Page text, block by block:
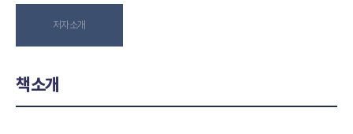
저자소개
책소개